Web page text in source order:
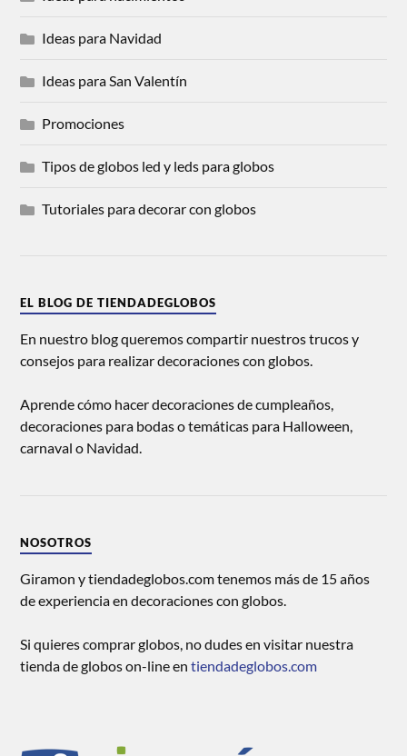
Ideas para Navidad
Ideas para San Valentín
Promociones
Tipos de globos led y leds para globos
Tutoriales para decorar con globos
EL BLOG DE TIENDADEGLOBOS
En nuestro blog queremos compartir nuestros trucos y
consejos para realizar decoraciones con globos.
Aprende cómo hacer decoraciones de cumpleaños,
decoraciones para bodas o temáticas para Halloween,
carnaval o Navidad.
NOSOTROS
Giramon y tiendadeglobos.com tenemos más de 15 años
de experiencia en decoraciones con globos.
Si quieres comprar globos, no dudes en visitar nuestra
tienda de globos on-line entiendadeglobos.com